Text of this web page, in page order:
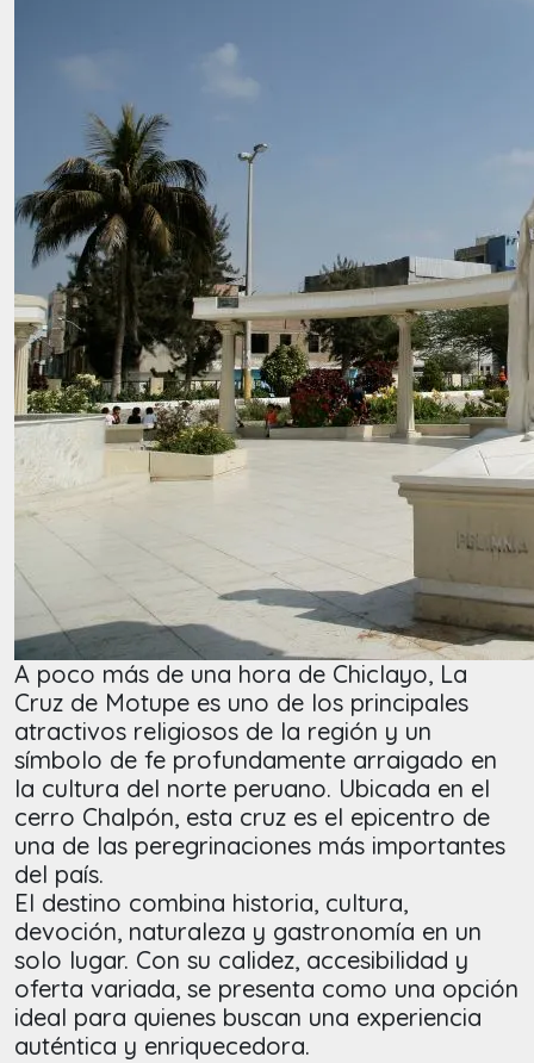
A poco más de una hora de Chiclayo, La
Cruz de Motupe es uno de los principales
atractivos religiosos de la región y un
símbolo de fe profundamente arraigado en
la cultura del norte peruano. Ubicada en el
cerro Chalpón, esta cruz es el epicentro de
una de las peregrinaciones más importantes
del país.
El destino combina historia, cultura,
devoción, naturaleza y gastronomía en un
solo lugar. Con su calidez, accesibilidad y
oferta variada, se presenta como una opción
ideal para quienes buscan una experiencia
auténtica y enriquecedora.